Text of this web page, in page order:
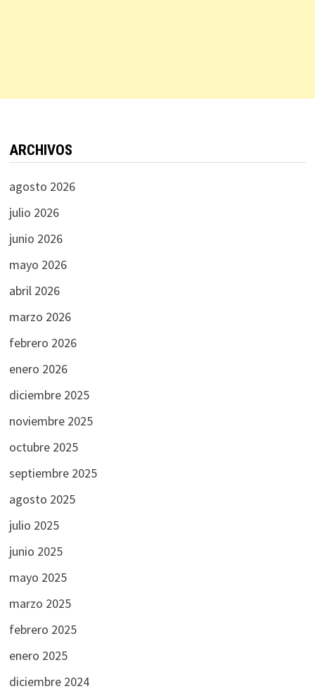
ARCHIVOS
agosto 2026
julio 2026
junio 2026
mayo 2026
abril 2026
marzo 2026
febrero 2026
enero 2026
diciembre 2025
noviembre 2025
octubre 2025
septiembre 2025
agosto 2025
julio 2025
junio 2025
mayo 2025
marzo 2025
febrero 2025
enero 2025
diciembre 2024